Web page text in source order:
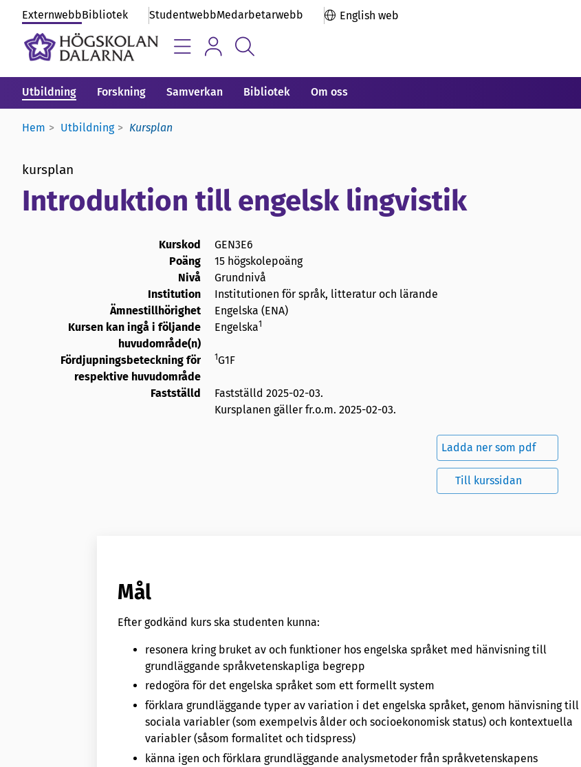
ExternwebbBibliotek StudentwebbMedarbetarwebb English web
Utbildning Forskning Samverkan Bibliotek Om oss
Hem Utbildning Kursplan
kursplan
Introduktion till engelsk lingvistik
Kurskod
GEN3E6
Poäng
15 högskolepoäng
Nivå
Grundnivå
Institution
Institutionen för språk, litteratur och lärande
Ämnestillhörighet
Engelska (ENA)
Kursen kan ingå i följande
huvudområde(n)
Engelska1
Fördjupningsbeteckning för
respektive huvudområde
1G1F
Fastställd Fastställd 2025-02-03.
Kursplanen gäller fr.o.m. 2025-02-03.
Ladda ner som pdf
Till kurssidan
Mål
Efter godkänd kurs ska studenten kunna:
resonera kring bruket av och funktioner hos engelska språket med hänvisning till
grundläggande språkvetenskapliga begrepp
redogöra för det engelska språket som ett formellt system
förklara grundläggande typer av variation i det engelska språket, genom hänvisning till
sociala variabler (som exempelvis ålder och socioekonomisk status) och kontextuella
variabler (såsom formalitet och tidspress)
känna igen och förklara grundläggande analysmetoder från språkvetenskapens